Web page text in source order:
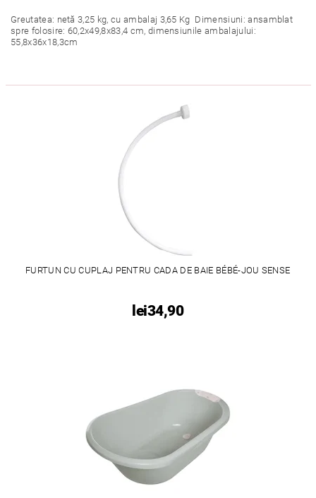
Greutatea: netă 3,25 kg, cu ambalaj 3,65 Kg Dimensiuni: ansamblat
spre folosire: 60,2x49,8x83,4 cm, dimensiunile ambalajului:
55,8x36x18,3cm
FURTUN CU CUPLAJ PENTRU CADA DE BAIE BÉBÉ-JOU SENSE
lei34,90